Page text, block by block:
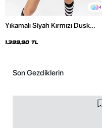
4
Yıkamalı Siyah Kırmızı Dusk
1.399,90 TL
Son Gezdiklerin